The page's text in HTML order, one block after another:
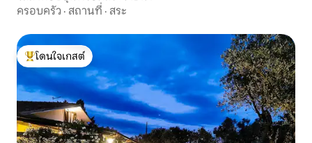
ครอบครัว · สถานที่ · สระ
โดนใจเกสต์ที่สุด
โดนใจเกสต์